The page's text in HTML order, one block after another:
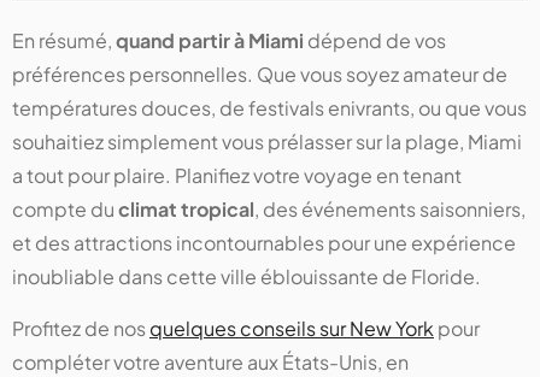
En résumé,quand partir à Miami dépend de vos
préférences personnelles. Que vous soyez amateur de
températures douces, de festivals enivrants, ou que vous
souhaitiez simplement vous prélasser sur la plage, Miami
a tout pour plaire. Planifiez votre voyage en tenant
compte duclimat tropical, des événements saisonniers,
et des attractions incontournables pour une expérience
inoubliable dans cette ville éblouissante de Floride.
Profitez de nosquelques conseils sur New Yorkpour
compléter votre aventure aux États-Unis, en